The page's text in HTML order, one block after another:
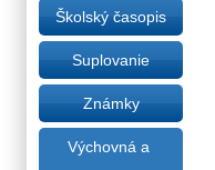
Školský časopis
Suplovanie
Známky
Výchovná a